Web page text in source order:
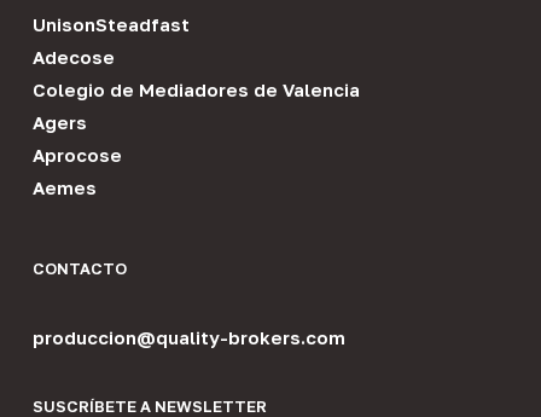
UnisonSteadfast
Adecose
Colegio de Mediadores de Valencia
Agers
Aprocose
Aemes
CONTACTO
produccion@quality-brokers.com
SUSCRÍBETE A NEWSLETTER